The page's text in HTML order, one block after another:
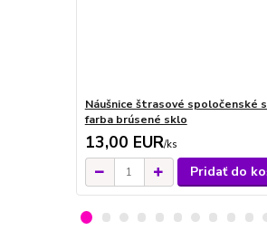
Náušnice štrasové spoločenské
farba brúsené sklo
13,00 EUR/ks
Pridať do